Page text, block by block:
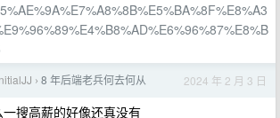
› 8 年后端老兵何去何从 2024 年 2 月 3 日
搜高薪的好像还真没有